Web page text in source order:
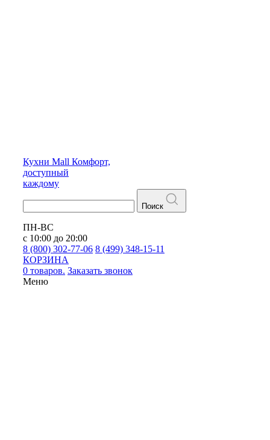
Кухни Mall Комфорт,
доступный
каждому
Поиск
ПН-ВС
с 10:00 до 20:00
8 (800) 302-77-06 8 (499) 348-15-11
КОРЗИНА
0 товаров. Заказать звонок
Меню